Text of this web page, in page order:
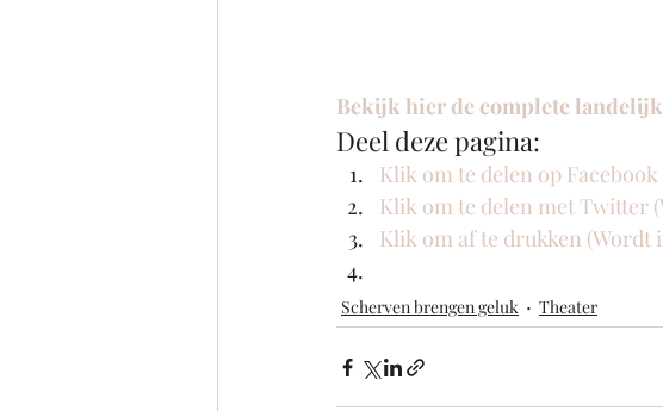
Bekijk hier de complete
Deel deze pagina:
Klik om te delen op
Klik om te delen met Twitter
Klik om af te drukken (Wordt
Scherven brengen geluk Theater